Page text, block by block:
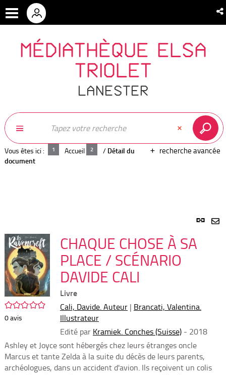
MÉDIATHÈQUE ELSA
TRIOLET
LANESTER
recherche avancée
Vous êtes ici : Accueil / Détail du
document
Lien
/5
0avis
CHAQUE CHOSE À SA
PLACE / SCÉNARIO
DAVIDE CALI
Livre
Cali, Davide. Auteur | Brancati, Valentina.
Illustrateur
Edité par Kramiek. Conches (Suisse) - 2018
Ashley et Joyce sont hébergés chez leurs étranges oncle
Marcus et tante Zelda à la suite du décès de leurs parents,
archéologues, dans un accident d'avion. Ils reçoivent un colis